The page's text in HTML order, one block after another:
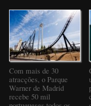
Com mais de 30
atracções, o Parque
Warner de Madrid
recebe 50 mil